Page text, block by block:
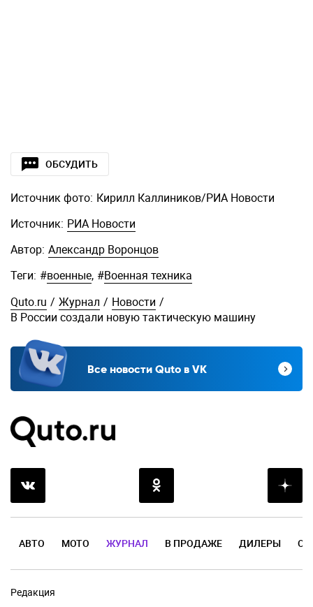
ОБСУДИТЬ
Источник фото: Кирилл Каллиников/РИА Новости
Источник: РИА Новости
Автор: Александр Воронцов
Теги: #военные, #Военная техника
Quto.ru / Журнал / Новости /
В России создали новую тактическую машину
Все новости Quto в VK
АВТО МОТО ЖУРНАЛ В ПРОДАЖЕ ДИЛЕРЫ
Редакция